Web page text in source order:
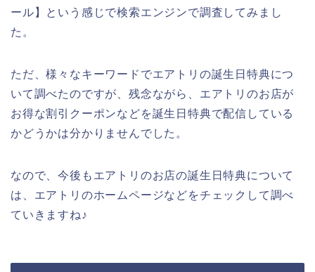
ール】という感じで検索エンジンで調査してみまし
た。
ただ、様々なキーワードでエアトリの誕生日特典につ
いて調べたのですが、残念ながら、エアトリのお店が
お得な割引クーポンなどを誕生日特典で配信している
かどうかは分かりませんでした。
なので、今後もエアトリのお店の誕生日特典について
は、エアトリのホームページなどをチェックして調べ
ていきますね♪